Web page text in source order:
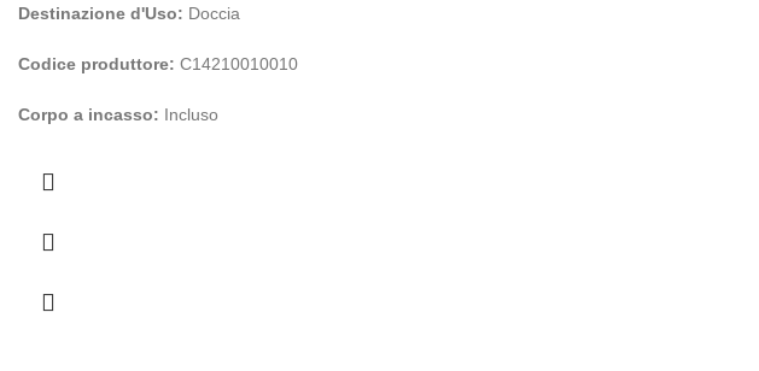
Destinazione d'Uso: Doccia
Codice produttore: C14210010010
Corpo a incasso: Incluso